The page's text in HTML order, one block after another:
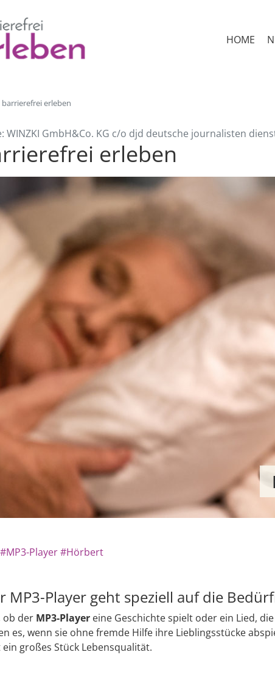
HOME
erleben
WINZKI GmbH&Co. KG c/o djd deutsche journalisten
erleben
#MP3-Player#Hörbert
MP3-Player geht speziell auf die
ob der MP3-Player eine Geschichte spielt oder ein Lied,
es, wenn sie ohne fremde Hilfe ihre Lieblingsstücke
großes Stück Lebensqualität.